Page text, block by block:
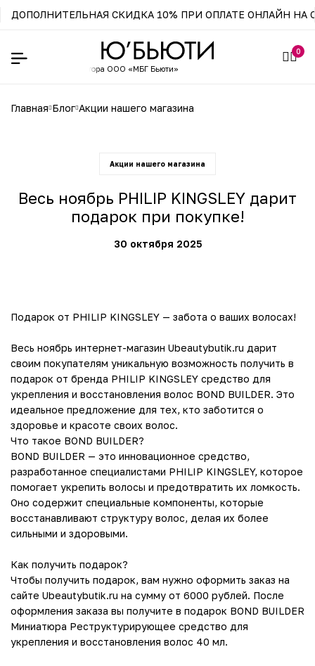
ДОПОЛНИТЕЛЬНАЯ СКИДКА 10% ПРИ ОПЛАТЕ ОНЛАЙН НА
дистрибьютора ООО «МБГ Бьюти»
0
главная блог акции нашего магазина
Акции нашего магазина
Весь ноябрь PHILIP KINGSLEY дарит
подарок при покупке!
30 октября 2025
Подарок от PHILIP KINGSLEY — забота о ваших волосах!
Весь ноябрь интернет-магазин Ubeautybutik.ru дарит
своим покупателям уникальную возможность получить в
подарок от бренда PHILIP KINGSLEY средство для
укрепления и восстановления волос BOND BUILDER. Это
идеальное предложение для тех, кто заботится о
здоровье и красоте своих волос.
Что такое BOND BUILDER?
BOND BUILDER — это инновационное средство,
разработанное специалистами PHILIP KINGSLEY, которое
помогает укрепить волосы и предотвратить их ломкость.
Оно содержит специальные компоненты, которые
восстанавливают структуру волос, делая их более
сильными и здоровыми.
Как получить подарок?
Чтобы получить подарок, вам нужно оформить заказ на
сайте Ubeautybutik.ru на сумму от 6000 рублей. После
оформления заказа вы получите в подарок BOND BUILDER
Миниатюра Реструктурирующее средство для
укрепления и восстановления волос 40 мл.